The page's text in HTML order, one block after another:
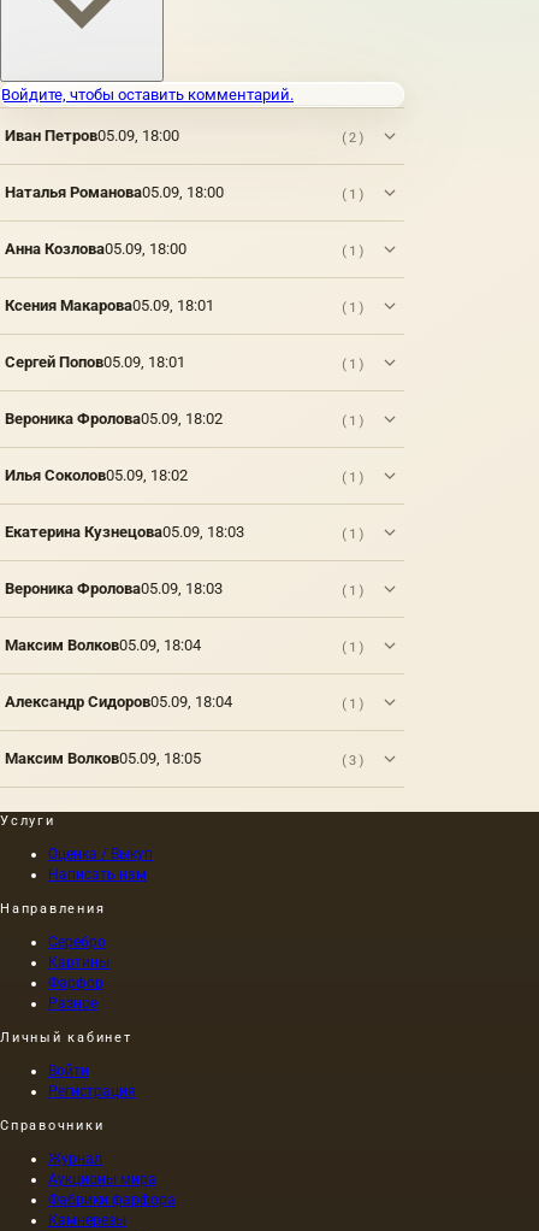
Войдите, чтобы оставить комментарий.
Иван Петров05.09, 18:00 (2)
Наталья Романова05.09, 18:00 (1)
Анна Козлова05.09, 18:00 (1)
Ксения Макарова05.09, 18:01 (1)
Сергей Попов05.09, 18:01 (1)
Вероника Фролова05.09, 18:02 (1)
Илья Соколов05.09, 18:02 (1)
Екатерина Кузнецова05.09, 18:03 (1)
Вероника Фролова05.09, 18:03 (1)
Максим Волков05.09, 18:04 (1)
Александр Сидоров05.09, 18:04 (1)
Максим Волков05.09, 18:05 (3)
Услуги
Оценка / Выкуп
Написать нам
Направления
Серебро
Картины
Фарфор
Разное
Личный кабинет
Войти
Регистрация
Справочники
Журнал
Аукционы мира
Фабрики фарфора
Камнерезы